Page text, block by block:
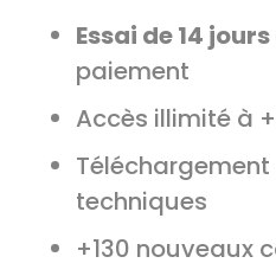
Essai de 14
paiement
Accès illimité à
techniques
+130 nouveaux